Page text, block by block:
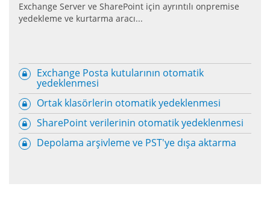
Exchange Server ve SharePoint için ayrıntılı onpremise
yedekleme ve kurtarma aracı...
Exchange Posta kutularının otomatik
yedeklenmesi
Ortak klasörlerin otomatik yedeklenmesi
SharePoint verilerinin otomatik yedeklenmesi
Depolama arşivleme ve PST'ye dışa aktarma